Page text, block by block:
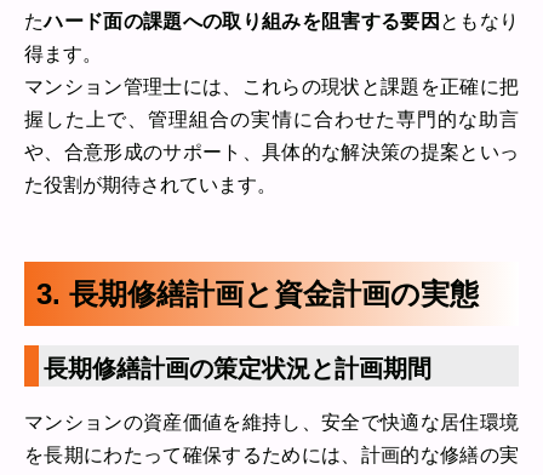
たハード面の課題への取り組みを阻害する要因 ともなり
得ます。
マンション管理士には、これらの現状と課題を正確に把
握した上で、管理組合の実情に合わせた専門的な助言
や、合意形成のサポート、具体的な解決策の提案といっ
た役割が期待されています。
3. 長期修繕計画と資金計画の実態
長期修繕計画の策定状況と計画期間
マンションの資産価値を維持し、安全で快適な居住環境
を長期にわたって確保するためには、計画的な修繕の実